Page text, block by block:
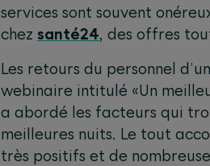
services sont souvent
chez santé24, des offres
Les retours du personnel
webinaire intitulé «Un
a abordé les facteurs qui
meilleures nuits. Le tout
très positifs et de